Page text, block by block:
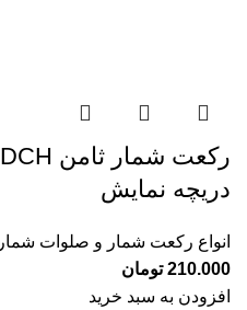
دریچه نمایش
انواع رکعت شمار و صلوات شمار
210.000 تومان
افزودن به سبد خرید